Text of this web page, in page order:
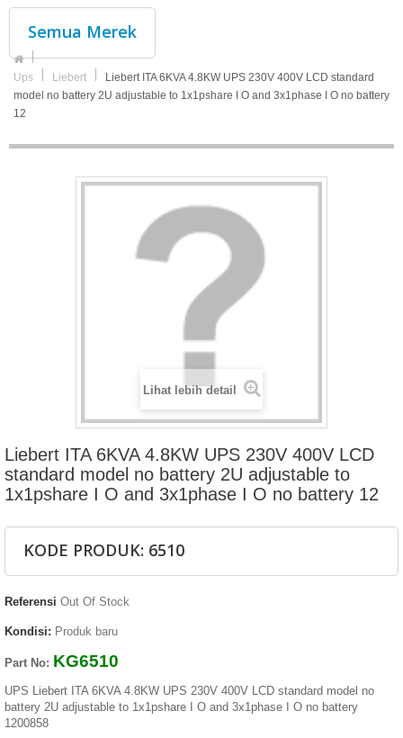
Semua Merek
Ups Liebert
Liebert ITA 6KVA 4.8KW UPS 230V 400V LCD standard
model no battery 2U adjustable to 1x1pshare I O and 3x1phase I O no battery
12
Lihat lebih detail
Liebert ITA 6KVA 4.8KW UPS 230V 400V LCD
standard model no battery 2U adjustable to
1x1pshare I O and 3x1phase I O no battery 12
KODE PRODUK: 6510
Referensi Out Of Stock
Kondisi: Produk baru
Part No: KG6510
UPS Liebert ITA 6KVA 4.8KW UPS 230V 400V LCD standard model no
battery 2U adjustable to 1x1pshare I O and 3x1phase I O no battery
1200858